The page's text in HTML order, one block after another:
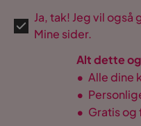
Ja, tak! Jeg vil
Mine sider.
Alt dette
• Alle dine
•
• Gratis